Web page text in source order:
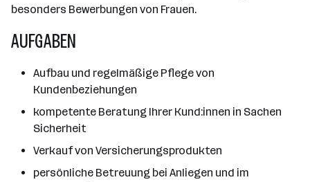
besonders Bewerbungen von Frauen.
AUFGABEN
Aufbau und regelmäßige Pflege von
Kundenbeziehungen
kompetente Beratung Ihrer Kund:innen in Sachen
Sicherheit
Verkauf von Versicherungsprodukten
persönliche Betreuung bei Anliegen und im